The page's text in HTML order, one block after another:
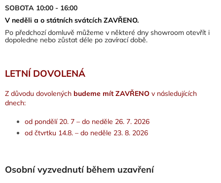
SOBOTA 10:00 - 16:00
V neděli a o státních svátcích ZAVŘENO.
Po předchozí domluvě můžeme v některé dny showroom otevřít i
dopoledne nebo zůstat déle po zavírací době.
LETNÍ DOVOLENÁ
Z důvodu dovolených budeme mít ZAVŘENO v následujících
dnech:
od pondělí 20. 7 – do neděle 26. 7. 2026
od čtvrtku 14.8. – do neděle 23. 8. 2026
Osobní vyzvednutí během uzavření